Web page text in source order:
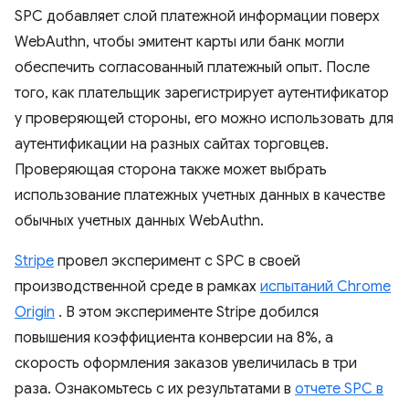
SPC добавляет слой платежной информации поверх
WebAuthn, чтобы эмитент карты или банк могли
обеспечить согласованный платежный опыт. После
того, как плательщик зарегистрирует аутентификатор
у проверяющей стороны, его можно использовать для
аутентификации на разных сайтах торговцев.
Проверяющая сторона также может выбрать
использование платежных учетных данных в качестве
обычных учетных данных WebAuthn.
Stripe провел эксперимент с SPC в своей
производственной среде в рамках испытаний Chrome
Origin . В этом эксперименте Stripe добился
повышения коэффициента конверсии на 8%, а
скорость оформления заказов увеличилась в три
раза. Ознакомьтесь с их результатами в отчете SPC в